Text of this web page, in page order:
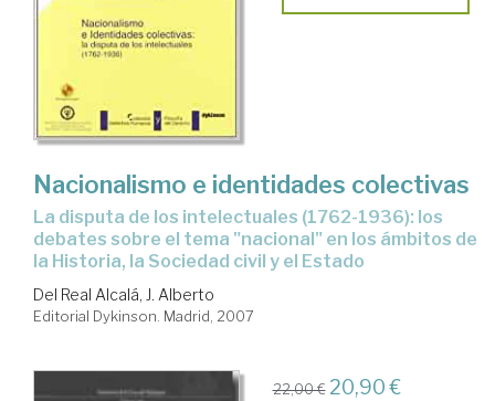
Nacionalismo e identidades colectivas
la disputa de los intelectuales (1762-1936): los
debates sobre el tema "nacional" en los ámbitos de
la Historia, la Sociedad civil y el Estado
Del Real Alcalá, J. Alberto
Editorial Dykinson. Madrid, 2007
22,00 € 20,90 €